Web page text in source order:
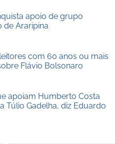
apoio de grupo
de Araripina
com 60 anos ou mais
Flávio Bolsonaro
apoiam Humberto Costa
Túlio Gadelha, diz Eduardo